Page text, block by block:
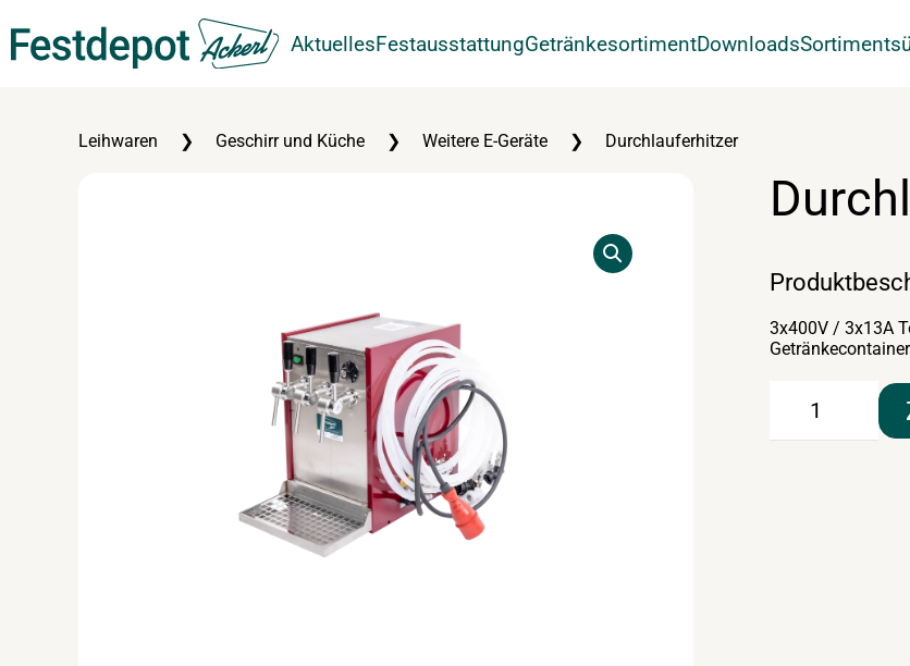
Zum Hauptinhalt springen AktuellesFestausstattungGetränkesortimentDownloads
Leihwaren Geschirr und Küche Weitere E-Geräte Durchlauferhitzer
3x400V / 3x13A
Durchlauferhitzer
Menge